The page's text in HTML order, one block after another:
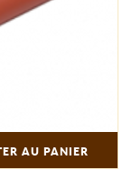
AU PANIER